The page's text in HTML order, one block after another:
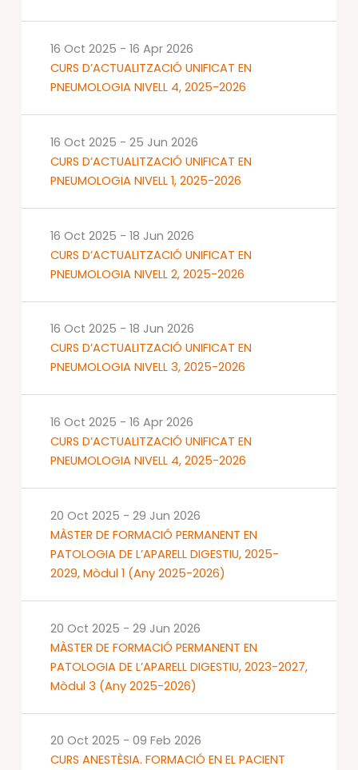
CURS D’ACTUALITZACIÓ UNIFICAT EN
PNEUMOLOGIA NIVELL 4, 2025-2026
16 Oct 2025 - 16 Apr 2026
CURS D’ACTUALITZACIÓ UNIFICAT EN
PNEUMOLOGIA NIVELL 1, 2025-2026
16 Oct 2025 - 25 Jun 2026
CURS D’ACTUALITZACIÓ UNIFICAT EN
PNEUMOLOGIA NIVELL 2, 2025-2026
16 Oct 2025 - 18 Jun 2026
CURS D’ACTUALITZACIÓ UNIFICAT EN
PNEUMOLOGIA NIVELL 3, 2025-2026
16 Oct 2025 - 18 Jun 2026
CURS D’ACTUALITZACIÓ UNIFICAT EN
PNEUMOLOGIA NIVELL 4, 2025-2026
16 Oct 2025 - 16 Apr 2026
MÀSTER DE FORMACIÓ PERMANENT EN
PATOLOGIA DE L’APARELL DIGESTIU, 2025-
2029, Mòdul 1 (Any 2025-2026)
20 Oct 2025 - 29 Jun 2026
MÀSTER DE FORMACIÓ PERMANENT EN
PATOLOGIA DE L’APARELL DIGESTIU, 2023-2027,
Mòdul 3 (Any 2025-2026)
20 Oct 2025 - 29 Jun 2026
CURS ANESTÈSIA. FORMACIÓ EN EL PACIENT
20 Oct 2025 - 09 Feb 2026